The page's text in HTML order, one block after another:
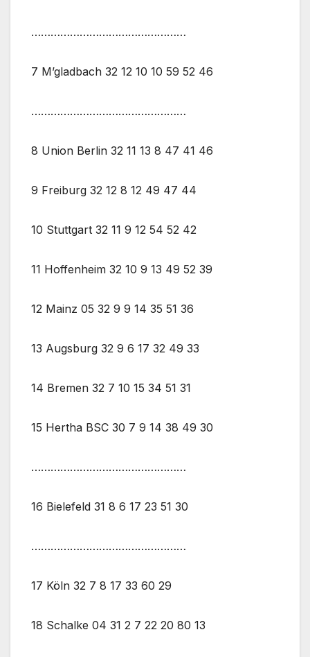
…………………………………………
7 M’gladbach 32 12 10 10 59 52 46
…………………………………………
8 Union Berlin 32 11 13 8 47 41 46
9 Freiburg 32 12 8 12 49 47 44
10 Stuttgart 32 11 9 12 54 52 42
11 Hoffenheim 32 10 9 13 49 52 39
12 Mainz 05 32 9 9 14 35 51 36
13 Augsburg 32 9 6 17 32 49 33
14 Bremen 32 7 10 15 34 51 31
15 Hertha BSC 30 7 9 14 38 49 30
…………………………………………
16 Bielefeld 31 8 6 17 23 51 30
…………………………………………
17 Köln 32 7 8 17 33 60 29
18 Schalke 04 31 2 7 22 20 80 13